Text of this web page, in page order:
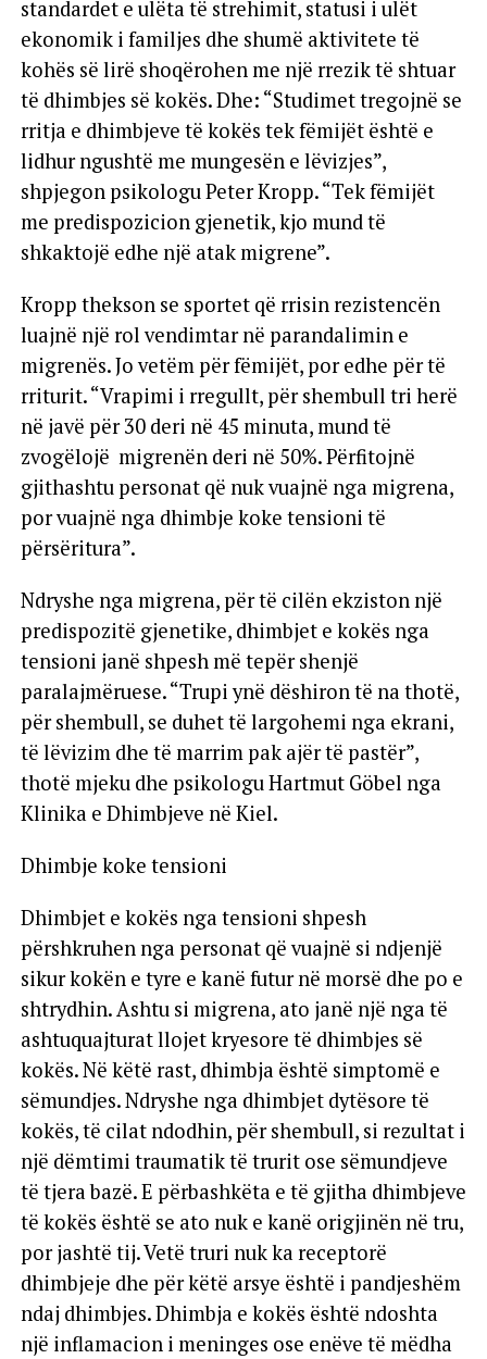
standardet e ulëta të strehimit, statusi i ulët
ekonomik i familjes dhe shumë aktivitete të
kohës së lirë shoqërohen me një rrezik të shtuar
të dhimbjes së kokës. Dhe: “Studimet tregojnë se
rritja e dhimbjeve të kokës tek fëmijët është e
lidhur ngushtë me mungesën e lëvizjes”,
shpjegon psikologu Peter Kropp. “Tek fëmijët
me predispozicion gjenetik, kjo mund të
shkaktojë edhe një atak migrene”.
Kropp thekson se sportet që rrisin rezistencën
luajnë një rol vendimtar në parandalimin e
migrenës. Jo vetëm për fëmijët, por edhe për të
rriturit. “Vrapimi i rregullt, për shembull tri herë
në javë për 30 deri në 45 minuta, mund të
zvogëlojë migrenën deri në 50%. Përfitojnë
gjithashtu personat që nuk vuajnë nga migrena,
por vuajnë nga dhimbje koke tensioni të
përsëritura”.
Ndryshe nga migrena, për të cilën ekziston një
predispozitë gjenetike, dhimbjet e kokës nga
tensioni janë shpesh më tepër shenjë
paralajmëruese. “Trupi ynë dëshiron të na thotë,
për shembull, se duhet të largohemi nga ekrani,
të lëvizim dhe të marrim pak ajër të pastër”,
thotë mjeku dhe psikologu Hartmut Göbel nga
Klinika e Dhimbjeve në Kiel.
Dhimbje koke tensioni
Dhimbjet e kokës nga tensioni shpesh
përshkruhen nga personat që vuajnë si ndjenjë
sikur kokën e tyre e kanë futur në morsë dhe po e
shtrydhin. Ashtu si migrena, ato janë një nga të
ashtuquajturat llojet kryesore të dhimbjes së
kokës. Në këtë rast, dhimbja është simptomë e
sëmundjes. Ndryshe nga dhimbjet dytësore të
kokës, të cilat ndodhin, për shembull, si rezultat i
një dëmtimi traumatik të trurit ose sëmundjeve
të tjera bazë. E përbashkëta e të gjitha dhimbjeve
të kokës është se ato nuk e kanë origjinën në tru,
por jashtë tij. Vetë truri nuk ka receptorë
dhimbjeje dhe për këtë arsye është i pandjeshëm
ndaj dhimbjes. Dhimbja e kokës është ndoshta
një inflamacion i meninges ose enëve të mëdha